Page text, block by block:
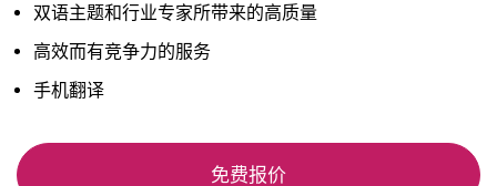
双语主题和行业专家所带来的高质量
高效而有竞争力的服务
手机翻译
免费报价